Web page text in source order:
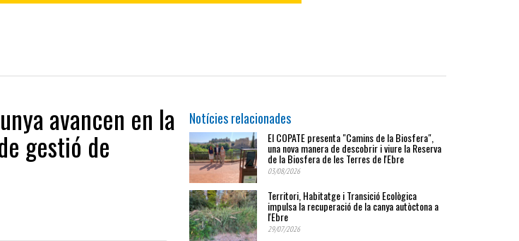
avancen en la
gestió de
Notícies relacionades
El COPATE presenta "Camins de la Biosfera",
una nova manera de descobrir i viure la Reserva
de la Biosfera de les Terres de l'Ebre
03/08/2026
Territori, Habitatge i Transició Ecològica
impulsa la recuperació de la canya autòctona a
l'Ebre
29/07/2026